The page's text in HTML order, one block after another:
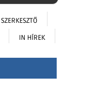
SZERKESZTŐ
IN HÍREK